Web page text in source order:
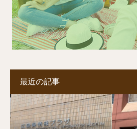
最近の記事